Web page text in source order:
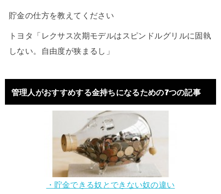
貯金の仕方を教えてください
トヨタ「レクサス次期モデルはスピンドルグリルに固執
しない。自由度が狭まるし」
管理人がおすすめする金持ちになるための7つの記事
・貯金できる奴とできない奴の違い